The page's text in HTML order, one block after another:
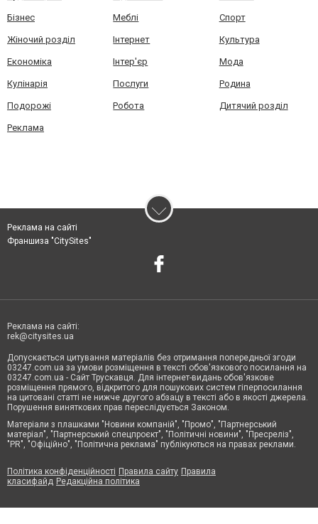
Бізнес Меблі Спорт
Жіночий розділ Інтернет Культура
Економіка Інтер'єр Мода
Кулінарія Послуги Родина
Подорожі Робота Дитячий розділ
Реклама
Реклама на сайті
Франшиза "CitySites"
Реклама на сайті:
rek@citysites.ua
Допускається цитування матеріалів без отримання попередньої згоди
03247.com.ua за умови розміщення в тексті обов'язкового посилання на
03247.com.ua - Сайт Трускавця. Для інтернет-видань обов'язкове
розміщення прямого, відкритого для пошукових систем гіперпосилання
на цитовані статті не нижче другого абзацу в тексті або в якості джерела.
Порушення виняткових прав переслідується Законом.
Матеріали з плашками "Новини компаній", "Промо", "Партнерський
матеріал", "Партнерський спецпроєкт", "Політичні новини", "Пресреліз",
"PR", "Офіційно", "Політична реклама" публікуються на правах реклами.
Політика конфіденційності Правила сайту Правила
класифайд Редакційна політика